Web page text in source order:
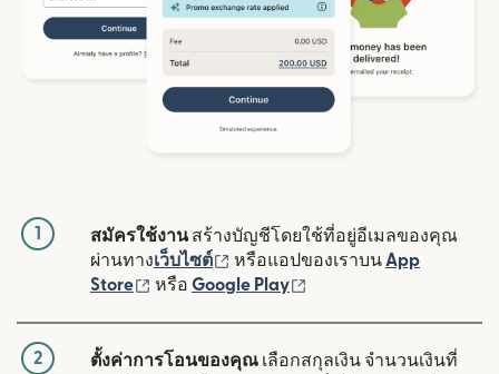
1 สมัครใช้งานสร้างบัญชีโดยใช้ที่อยู่อีเมลของคุณ
ผ่านทางเว็บไซต์ (เปิดในหน้าต่างใหม่)
หรือแอปของเราบน App
Store
(เปิดในหน้าต่างใหม่)
หรือ Google Play
2 ตั้งค่าการโอนของคุณ เลือกสกุลเงิน จำนวนเงินที่